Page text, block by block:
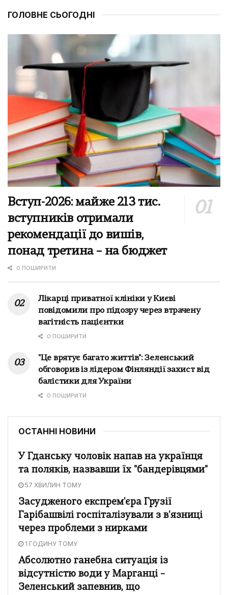
ГОЛОВНЕ СЬОГОДНІ
Вступ-2026: майже 213 тис.
вступників отримали
рекомендації до вишів,
понад третина – на бюджет
0 ПОШИРИТИ
Лікарці приватної клініки у Києві
повідомили про підозру через втрачену
вагітність пацієнтки
0 ПОШИРИТИ
"Це врятує багато життів": Зеленський
обговорив із лідером Фінляндії захист від
балістики для України
0 ПОШИРИТИ
ОСТАННІ НОВИНИ
У Гданську чоловік напав на українця
та поляків, назвавши їх "бандерівцями"
57 ХВИЛИН ТОМУ
Засудженого експрем'єра Грузії
Гарібашвілі госпіталізували з в'язниці
через проблеми з нирками
1 ГОДИНУ ТОМУ
Абсолютно ганебна ситуація із
відсутністю води у Марганці –
Зеленський запевнив, що